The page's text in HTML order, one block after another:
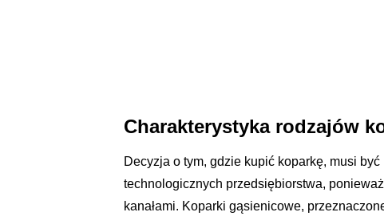
Charakterystyka rodzajów
Decyzja o tym, gdzie kupić koparkę, musi
technologicznych przedsiębiorstwa,
kanałami. Koparki gąsienicowe,